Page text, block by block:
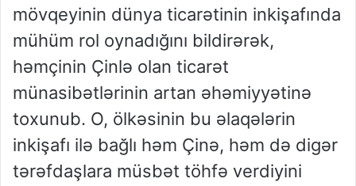
mövqeyinin dünya ticarətinin inkişafında
mühüm rol oynadığını bildirərək,
həmçinin Çinlə olan ticarət
münasibətlərinin artan əhəmiyyətinə
toxunub. O, ölkəsinin bu əlaqələrin
inkişafı ilə bağlı həm Çinə, həm də digər
tərəfdaşlara müsbət töhfə verdiyini